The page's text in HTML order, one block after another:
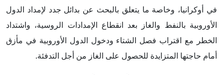
في أوكرانيا، وخاصة ما يتعلق بالبحث عن بدائل جدد لإمداد الدول
الأوروبية بالنفط والغاز بعد انقطاع الإمدادات الروسية، واشتداد
الخطر مع اقتراب فصل الشتاء ودخول الدول الأوروبية في مأزق
أمام حاجتها المتزايدة للحصول على الغاز من أجل التدفئة.